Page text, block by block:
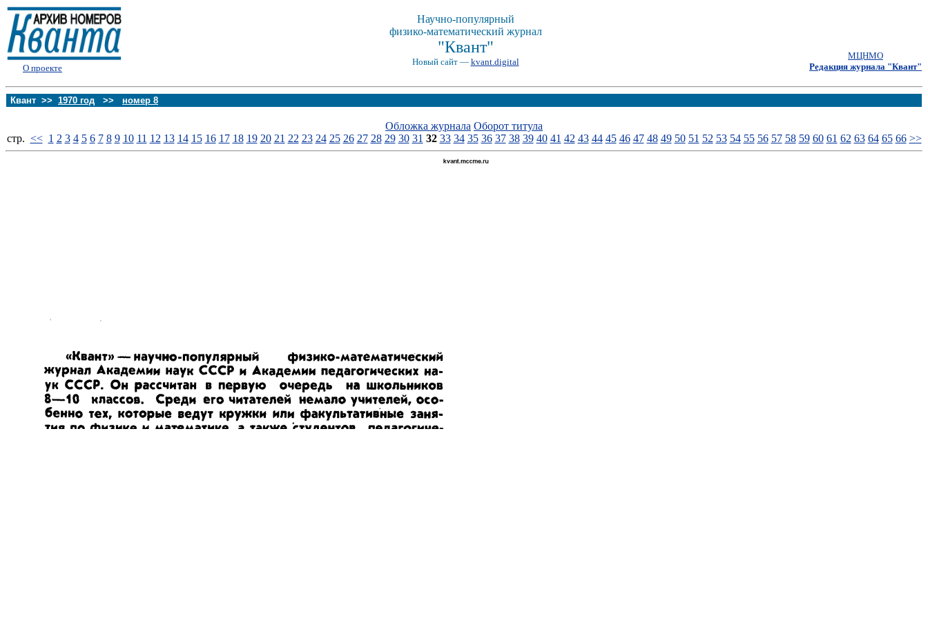
О проекте
Научно-популярный
физико-математический журнал
"Квант"
Новый сайт — kvant.digital
МЦНМО
Редакция журнала "Квант"
Квант >> 1970 год >> номер 8
Обложка журнала Оборот титула
стp. << 1 2 3 4 5 6 7 8 9 10 11 12 13 14 15 16 17 18 19 20 21 22 23 24 25 26 27 28 29 30 31 32 33 34 35 36 37 38 39 40 41 42 43 44 45 46 47 48 49 50 51 52 53 54 55 56 57 58 59 60 61 62 63 64 65 66 >>